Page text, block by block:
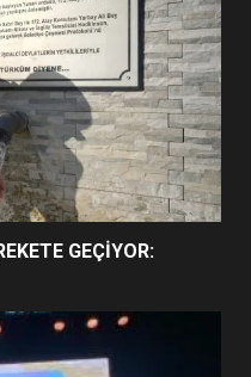
İÇİN
GÖZLER
TÜRK BAHARATI
ETTİ?
ATAMA:
NE
GEÇİYOR: